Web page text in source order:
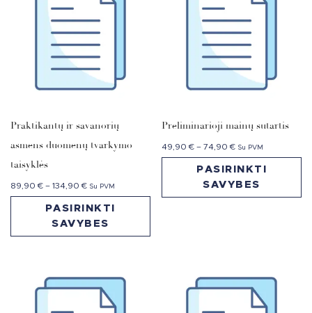
Praktikantų ir savanorių
asmens duomenų tvarkymo
taisyklės
89,90€ – 134,90€ Su PVM
PASIRINKTI
SAVYBES
Preliminarioji mainų sutartis
49,90€ – 74,90€ Su PVM
PASIRINKTI
SAVYBES